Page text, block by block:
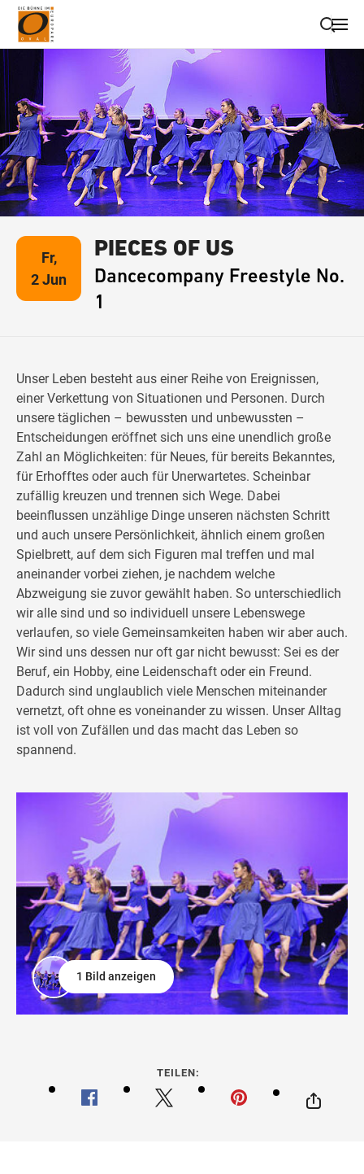
Suche schließen
Wegbeschreibung erhalten
Fr,
2 Jun
PIECES OF US
Dancecompany Freestyle No.
1
Unser Leben besteht aus einer Reihe von Ereignissen,
einer Verkettung von Situationen und Personen. Durch
unsere täglichen – bewussten und unbewussten –
Entscheidungen eröffnet sich uns eine unendlich große
Zahl an Möglichkeiten: für Neues, für bereits Bekanntes,
für Erhofftes oder auch für Unerwartetes. Scheinbar
zufällig kreuzen und trennen sich Wege. Dabei
beeinflussen unzählige Dinge unseren nächsten Schritt
und auch unsere Persönlichkeit, ähnlich einem großen
Spielbrett, auf dem sich Figuren mal treffen und mal
aneinander vorbei ziehen, je nachdem welche
Abzweigung sie zuvor gewählt haben. So unterschiedlich
wir alle sind und so individuell unsere Lebenswege
verlaufen, so viele Gemeinsamkeiten haben wir aber auch.
Wir sind uns dessen nur oft gar nicht bewusst: Sei es der
Beruf, ein Hobby, eine Leidenschaft oder ein Freund.
Dadurch sind unglaublich viele Menschen miteinander
vernetzt, oft ohne es voneinander zu wissen. Unser Alltag
ist voll von Zufällen und das macht das Leben so
spannend.
1 Bild anzeigen
TEILEN: